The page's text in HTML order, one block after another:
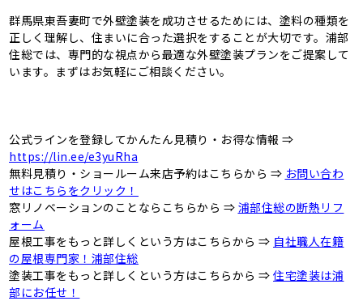
群馬県東吾妻町で外壁塗装を成功させるためには、塗料の種類を
正しく理解し、住まいに合った選択をすることが大切です。浦部
住総では、専門的な視点から最適な外壁塗装プランをご提案して
います。まずはお気軽にご相談ください。
公式ラインを登録してかんたん見積り・お得な情報 ⇒
https://lin.ee/e3yuRha
無料見積り・ショールーム来店予約はこちらから ⇒ お問い合わ
せはこちらをクリック！
窓リノベーションのことならこちらから ⇒ 浦部住総の断熱リフ
ォーム
屋根工事をもっと詳しくという方はこちらから ⇒ 自社職人在籍
の屋根専門家！浦部住総
塗装工事をもっと詳しくという方はこちらから ⇒住宅塗装は浦
部にお任せ！